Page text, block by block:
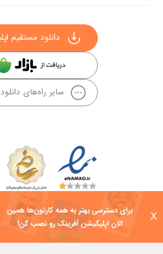
X
دانلود مستقیم
سایر راه‌های
کلیه حقوق این سایت به شرکت توسعه فناوی